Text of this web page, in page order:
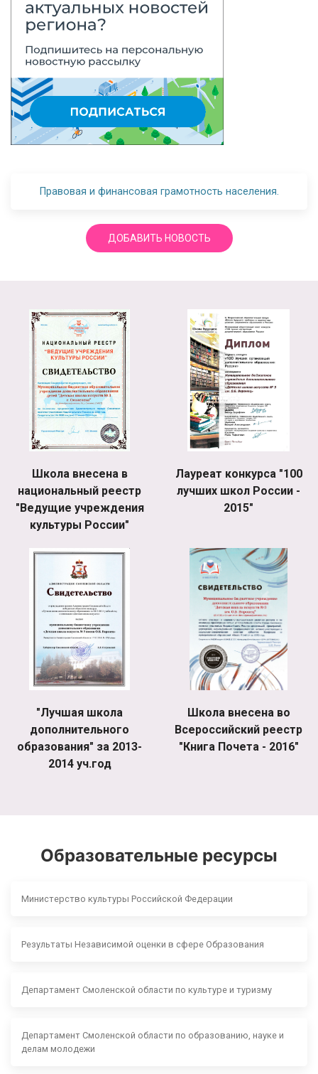
Правовая и финансовая грамотность населения.
ДОБАВИТЬ НОВОСТЬ
Школа внесена в
национальный реестр
"Ведущие учреждения
культуры России"
Лауреат конкурса "100
лучших школ России -
2015"
"Лучшая школа
дополнительного
образования" за 2013-
2014 уч.год
Школа внесена во
Всероссийский реестр
"Книга Почета - 2016"
Образовательные ресурсы
Министерство культуры Российской Федерации
Результаты Независимой оценки в сфере Образования
Департамент Смоленской области по культуре и туризму
Департамент Смоленской области по образованию, науке и
делам молодежи